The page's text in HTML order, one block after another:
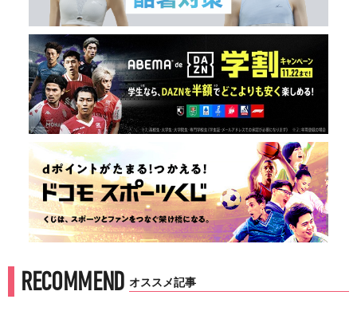
RECOMMEND オススメ記事